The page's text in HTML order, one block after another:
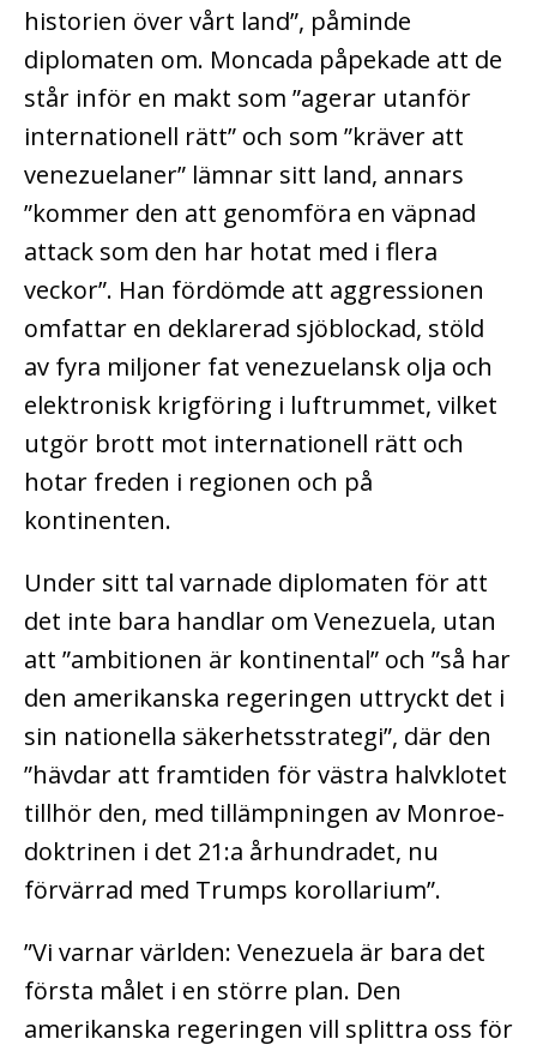
historien över vårt land”, påminde
diplomaten om. Moncada påpekade att de
står inför en makt som ”agerar utanför
internationell rätt” och som ”kräver att
venezuelaner” lämnar sitt land, annars
”kommer den att genomföra en väpnad
attack som den har hotat med i flera
veckor”. Han fördömde att aggressionen
omfattar en deklarerad sjöblockad, stöld
av fyra miljoner fat venezuelansk olja och
elektronisk krigföring i luftrummet, vilket
utgör brott mot internationell rätt och
hotar freden i regionen och på
kontinenten.
Under sitt tal varnade diplomaten för att
det inte bara handlar om Venezuela, utan
att ”ambitionen är kontinental” och ”så har
den amerikanska regeringen uttryckt det i
sin nationella säkerhetsstrategi”, där den
”hävdar att framtiden för västra halvklotet
tillhör den, med tillämpningen av Monroe-
doktrinen i det 21:a århundradet, nu
förvärrad med Trumps korollarium”.
”Vi varnar världen: Venezuela är bara det
första målet i en större plan. Den
amerikanska regeringen vill splittra oss för